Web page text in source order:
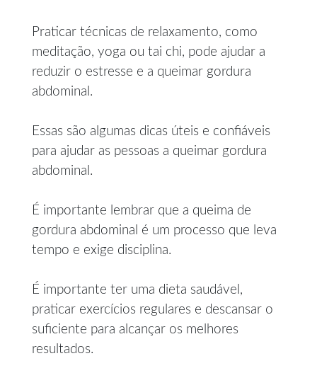
Praticar técnicas de relaxamento, como
meditação, yoga ou tai chi, pode ajudar a
reduzir o estresse e a queimar gordura
abdominal.
Essas são algumas dicas úteis e confiáveis
para ajudar as pessoas a queimar gordura
abdominal.
É importante lembrar que a queima de
gordura abdominal é um processo que leva
tempo e exige disciplina.
É importante ter uma dieta saudável,
praticar exercícios regulares e descansar o
suficiente para alcançar os melhores
resultados.